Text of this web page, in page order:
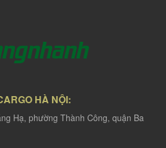
HÀ NỘI:
Hạ, phường Thành Công, quận Ba